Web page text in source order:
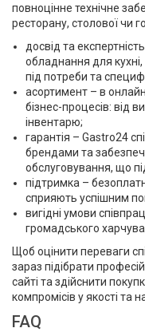
повноцінне технічне
ресторану, столової чи
досвід та
обладнання для кухні,
під потреби та
асортимент – в
бізнес-процесів: від
інвентарю;
гарантія – Gastro24
брендами та
обслуговування, що
підтримка –
сприяють успішним
вигідні умови
громадського
Щоб оцінити переваги
зараз підібрати
сайті та здійснити
компромісів у якості та
FAQ